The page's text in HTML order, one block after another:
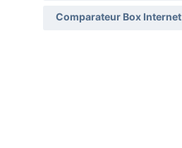
Comparateur Box Internet